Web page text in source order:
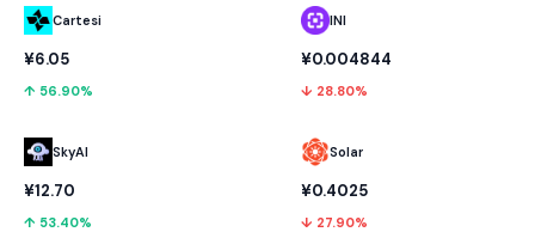
Cartesi
¥6.05
↑ 56.90%
SkyAI
¥12.70
↑ 53.40%
INI
¥0.004844
↓ 28.80%
Solar
¥0.4025
↓ 27.90%